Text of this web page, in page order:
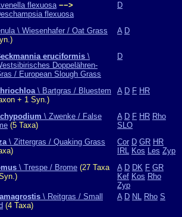
flexuosa −−>
flexuosa
D
\ Wiesenhafer / Oat Grass
A D
eruciformis \
Doppelähren-
/ European Slough Grass
D
\ Bartgras / Bluestem
+ 1 Syn.)
A D F HR
\ Zwenke / False
(5 Taxa)
A D F HR Rho
SLO
\ Zittergras / Quaking Grass
Cor D GR HR
IRL Kos Les Zyp
\ Trespe / Brome (27 Taxa
A D DK F GR
Kef Kos Rho
Zyp
\ Reitgras / Small
(4 Taxa)
A D NL Rho S